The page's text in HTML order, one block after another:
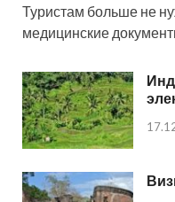
Туристам больше не
медицинские